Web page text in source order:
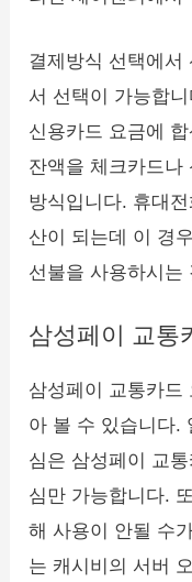
결제방식 선택에서
서 선택이 가능합
신용카드 요금에
잔액을 체크카드나
방식입니다. 휴대
산이 되는데 이 경
선불을 사용하시는
삼성페이 교통
삼성페이 교통카드
아 볼 수 있습니다.
심은 삼성페이 교
심만 가능합니다.
해 사용이 안될 수
는 캐시비의 서버